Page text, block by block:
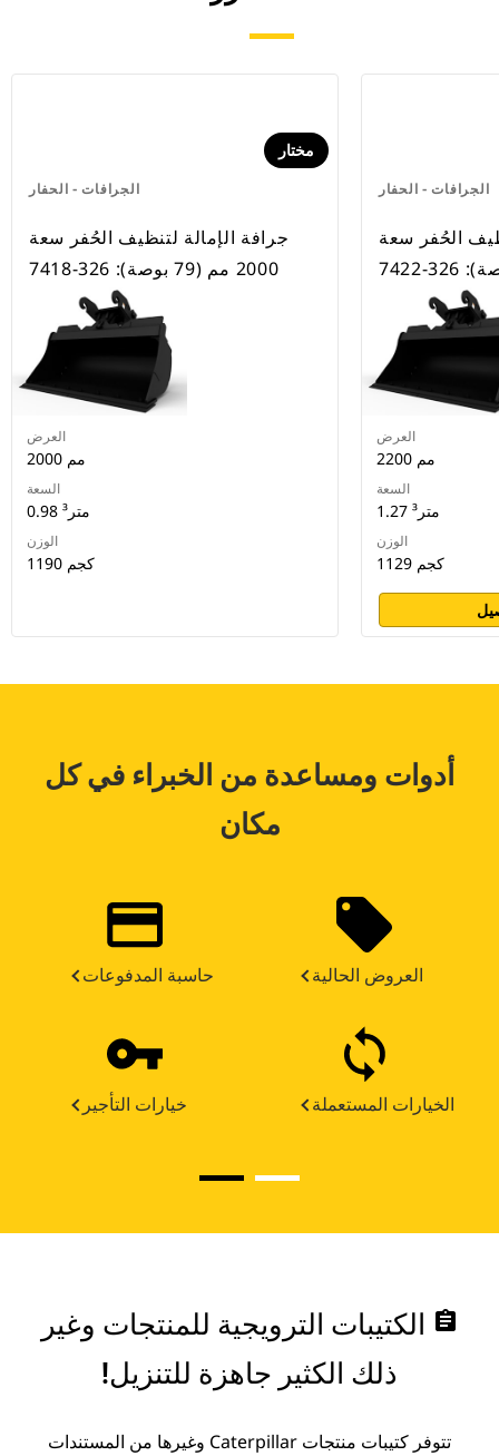
الجرافات - الحفار
مختار
جرافة الإمالة لتنظيف الحُفر سعة
2000 مم (79 بوصة): 326-7418
العرض
2000 مم
السعة
0.98 متر³
الوزن
1190 كجم
الجرافات - الحفار
الحُفر سعة
العرض
2200 مم
السعة
1.27 متر³
الوزن
1129 كجم
أدوات ومساعدة من الخبراء في كل
مكان
حاسبة المدفوعات العروض الحالية
خيارات التأجير الخيارات المستعملة
assignment الكتيبات الترويجية للمنتجات وغير
ذلك الكثير جاهزة للتنزيل!
تتوفر كتيبات منتجات Caterpillar وغيرها من المستندات